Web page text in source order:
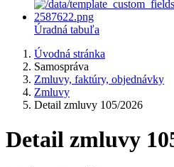
Úradná tabuľa
Úvodná stránka
Samospráva
Zmluvy, faktúry, objednávky
Zmluvy
Detail zmluvy 105/2026
Detail zmluvy